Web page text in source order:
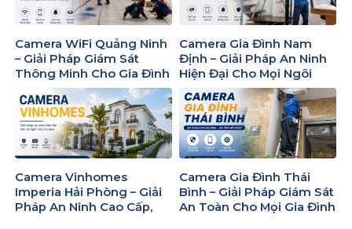
Camera WiFi Quảng Ninh
– Giải Pháp Giám Sát
Thông Minh Cho Gia Đình
Và Doanh Nghiệp
Camera Gia Đình Nam
Định – Giải Pháp An Ninh
Hiện Đại Cho Mọi Ngôi
Camera Vinhomes
Imperia Hải Phòng – Giải
Pháp An Ninh Cao Cấp,
Camera Gia Đình Thái
Bình – Giải Pháp Giám Sát
An Toàn Cho Mọi Gia Đình